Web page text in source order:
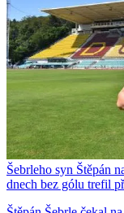
Šebrleho syn Štěpán
dnech bez gólu trefil